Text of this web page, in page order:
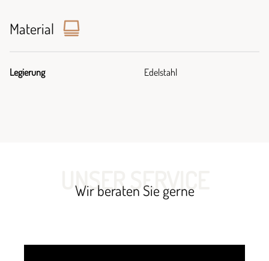
Material
Legierung Edelstahl
UNSER SERVICE
Wir beraten Sie gerne